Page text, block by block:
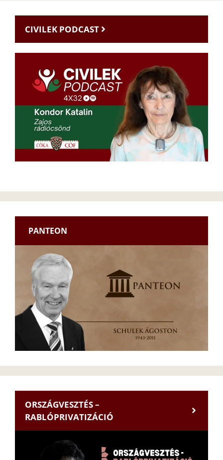
CIVILEK PODCAST
PANTEON
ORSZÁGVESZTÉS –
RABLÓPRIVATIZÁCIÓ